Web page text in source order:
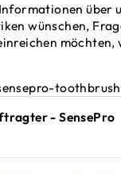
über
wünschen,
möchten,
- SensePro